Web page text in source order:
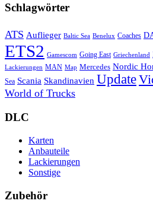
Schlagwörter
ATS Auflieger Baltic Sea Benelux Coaches
ETS2 Gamescom Going East Griechenland
Lackierungen MAN Map Mercedes Nordic
Sea Scania Skandinavien Update
World of Trucks
DLC
Karten
Anbauteile
Lackierungen
Sonstige
Zubehör